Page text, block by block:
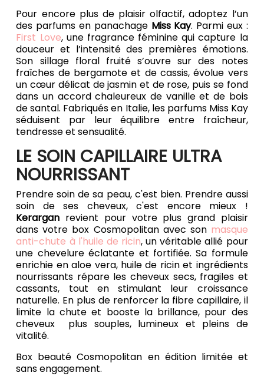
Pour encore plus de plaisir olfactif, adoptez l’un
des parfums en panachage Miss Kay. Parmi eux :
First Love, une fragrance féminine qui capture la
douceur et l’intensité des premières émotions.
Son sillage floral fruité s’ouvre sur des notes
fraîches de bergamote et de cassis, évolue vers
un cœur délicat de jasmin et de rose, puis se fond
dans un accord chaleureux de vanille et de bois
de santal. Fabriqués en Italie, les parfums Miss Kay
séduisent par leur équilibre entre fraîcheur,
tendresse et sensualité.
LE SOIN CAPILLAIRE ULTRA
NOURRISSANT
Prendre soin de sa peau, c'est bien. Prendre aussi
soin de ses cheveux, c'est encore mieux !
Kerargan revient pour votre plus grand plaisir
dans votre box Cosmopolitan avec son masque
anti-chute à l'huile de ricin, un véritable allié pour
une chevelure éclatante et fortifiée. Sa formule
enrichie en aloe vera, huile de ricin et ingrédients
nourrissants répare les cheveux secs, fragiles et
cassants, tout en stimulant leur croissance
naturelle. En plus de renforcer la fibre capillaire, il
limite la chute et booste la brillance, pour des
cheveux plus souples, lumineux et pleins de
vitalité.
Box beauté Cosmopolitan en édition limitée et
sans engagement.